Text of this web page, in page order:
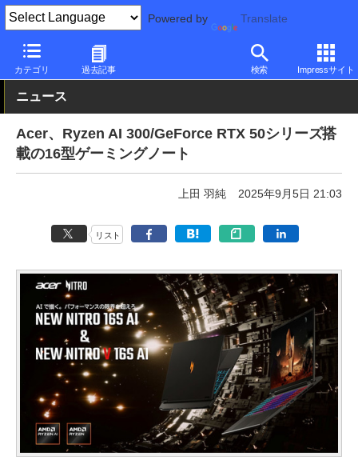
Powered by Translate
カテゴリ 過去記事 検索 Impressサイト
PC Watch パソコン/タブレット/スマートフォン ゲーミングノー
ニュース
Acer、Ryzen AI 300/GeForce RTX 50シリーズ搭
載の16型ゲーミングノート
上田 羽純 2025年9月5日 21:03
リスト